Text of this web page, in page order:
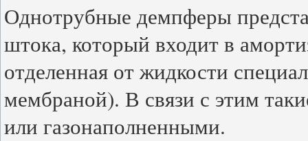
Однотрубные демпферы
штока, который входит в
отделенная от жидкости
мембраной). В связи с этим
или газонаполненными.